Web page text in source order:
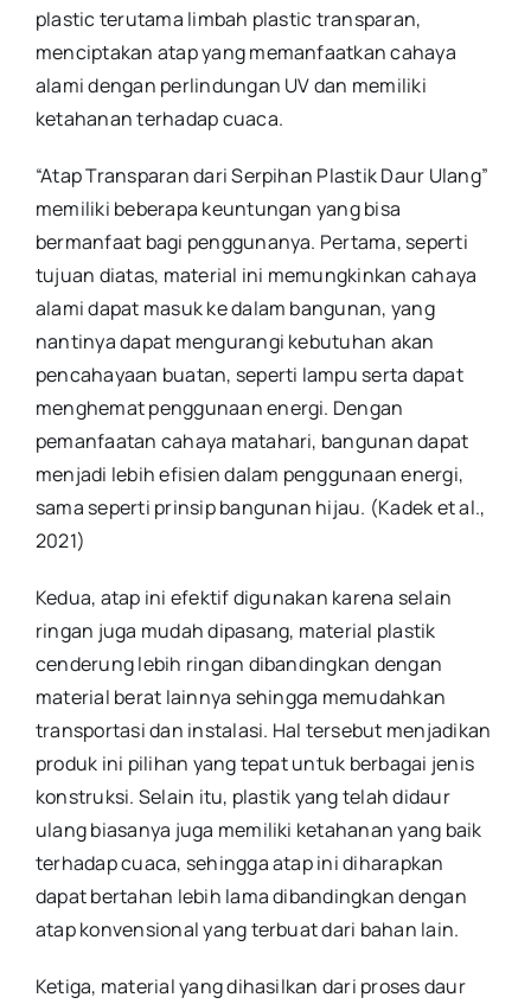
plastic terutama limbah plastic transparan,
menciptakan atap yang memanfaatkan cahaya
alami dengan perlindungan UV dan memiliki
ketahanan terhadap cuaca.
“Atap Transparan dari Serpihan Plastik Daur Ulang”
memiliki beberapa keuntungan yang bisa
bermanfaat bagi penggunanya. Pertama, seperti
tujuan diatas, material ini memungkinkan cahaya
alami dapat masuk ke dalam bangunan, yang
nantinya dapat mengurangi kebutuhan akan
pencahayaan buatan, seperti lampu serta dapat
menghemat penggunaan energi. Dengan
pemanfaatan cahaya matahari, bangunan dapat
menjadi lebih efisien dalam penggunaan energi,
sama seperti prinsip bangunan hijau. (Kadek et al.,
2021)
Kedua, atap ini efektif digunakan karena selain
ringan juga mudah dipasang, material plastik
cenderung lebih ringan dibandingkan dengan
material berat lainnya sehingga memudahkan
transportasi dan instalasi. Hal tersebut menjadikan
produk ini pilihan yang tepat untuk berbagai jenis
konstruksi. Selain itu, plastik yang telah didaur
ulang biasanya juga memiliki ketahanan yang baik
terhadap cuaca, sehingga atap ini diharapkan
dapat bertahan lebih lama dibandingkan dengan
atap konvensional yang terbuat dari bahan lain.
Ketiga, material yang dihasilkan dari proses daur